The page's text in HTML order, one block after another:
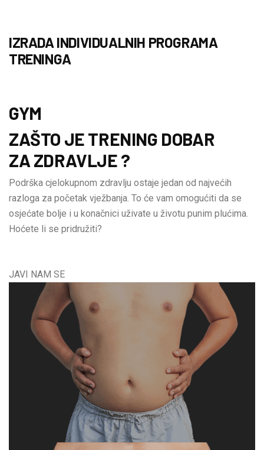
IZRADA INDIVIDUALNIH PROGRAMA
TRENINGA
GYM
ZAŠTO JE TRENING DOBAR
ZA ZDRAVLJE ?
Podrška cjelokupnom zdravlju ostaje jedan od najvećih
razloga za početak vježbanja. To će vam omogućiti da se
osjećate bolje i u konačnici uživate u životu punim plućima.
Hoćete li se pridružiti?
JAVI NAM SE